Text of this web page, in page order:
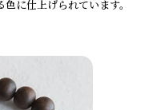
に仕上げられています。